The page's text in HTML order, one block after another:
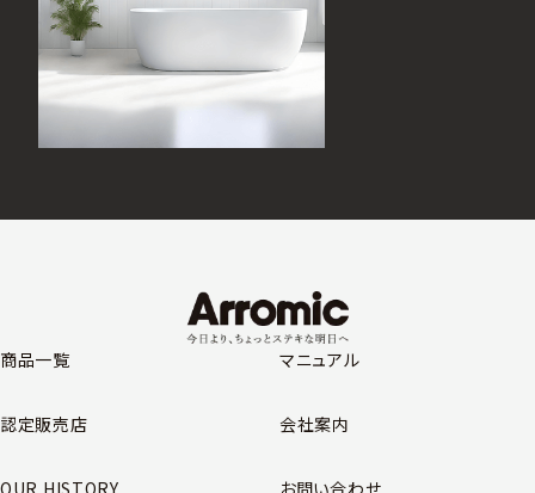
商品一覧 マニュアル
認定販売店 会社案内
OUR HISTORY お問い合わせ